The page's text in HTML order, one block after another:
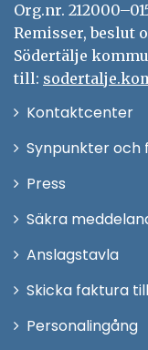
Org.nr.
Remisser, beslut
Södertälje
till:
Kontaktcenter
Synpunkter och
Press
fönster
Säkra
Anslagstavla
Skicka faktura
Personalingång